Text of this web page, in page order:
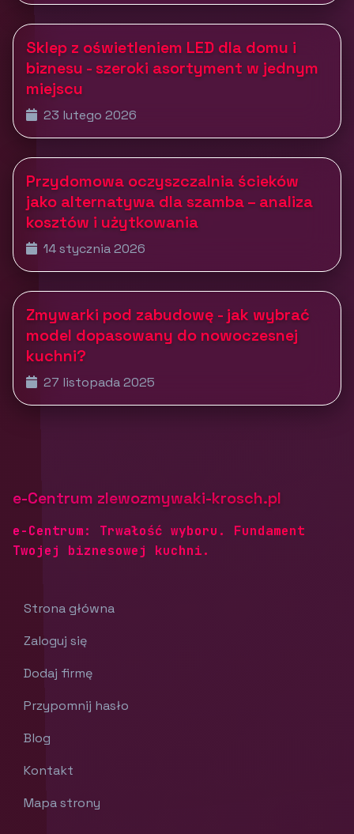
Sklep z oświetleniem LED dla domu i
biznesu - szeroki asortyment w jednym
miejscu
23 lutego 2026
Przydomowa oczyszczalnia ścieków
jako alternatywa dla szamba – analiza
kosztów i użytkowania
14 stycznia 2026
Zmywarki pod zabudowę - jak wybrać
model dopasowany do nowoczesnej
kuchni?
27 listopada 2025
e-Centrum zlewozmywaki-krosch.pl
e-Centrum: Trwałość wyboru. Fundament
Twojej biznesowej kuchni.
Strona główna
Zaloguj się
Dodaj firmę
Przypomnij hasło
Blog
Kontakt
Mapa strony